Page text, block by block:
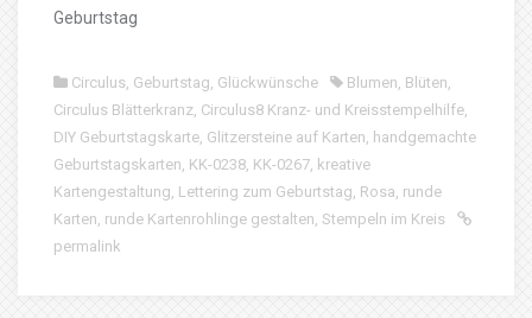
Circulus, Geburtstag, Glückwünsche Blumen, Blüten,
Circulus Blätterkranz, Circulus8 Kranz- und Kreisstempelhilfe,
DIY Geburtstagskarte, Glitzersteine auf Karten, handgemachte
Geburtstagskarten, KK-0238, KK-0267, kreative
Kartengestaltung, Lettering zum Geburtstag, Rosa, runde
Karten, runde Kartenrohlinge gestalten, Stempeln im Kreis
permalink